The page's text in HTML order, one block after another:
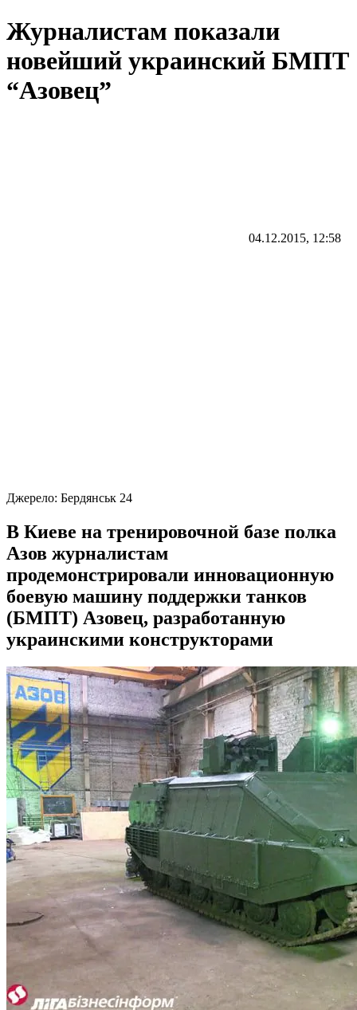
Журналистам показали
новейший украинский БМПТ
“Азовец”
04.12.2015, 12:58
Джерело: Бердянськ 24
В Киеве на тренировочной базе полка
Азов журналистам
продемонстрировали инновационную
боевую машину поддержки танков
(БМПТ) Азовец, разработанную
украинскими конструкторами